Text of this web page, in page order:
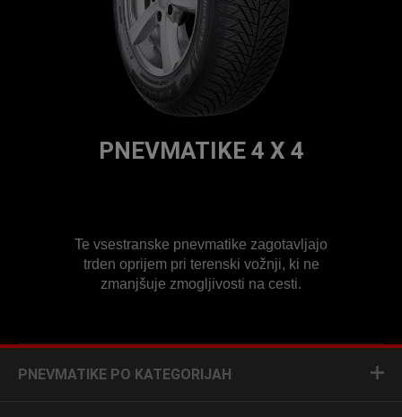
PNEVMATIKE 4 X 4
Te vsestranske pnevmatike zagotavljajo
trden oprijem pri terenski vožnji, ki ne
zmanjšuje zmogljivosti na cesti.
PNEVMATIKE PO KATEGORIJAH